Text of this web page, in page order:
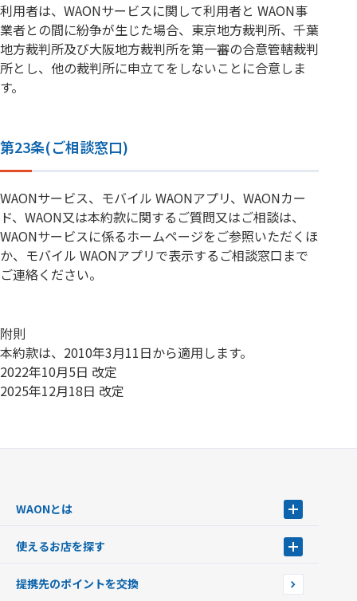
利用者は、WAONサービスに関して利用者と WAON事
業者との間に紛争が生じた場合、東京地方裁判所、千葉
地方裁判所及び大阪地方裁判所を第一審の合意管轄裁判
所とし、他の裁判所に申立てをしないことに合意しま
す。
第23条(ご相談窓口)
WAONサービス、モバイル WAONアプリ、WAONカー
ド、WAON又は本約款に関するご質問又はご相談は、
WAONサービスに係るホームページをご参照いただくほ
か、モバイル WAONアプリで表示するご相談窓口まで
ご連絡ください。
附則
本約款は、2010年3月11日から適用します。
2022年10月5日 改定
2025年12月18日 改定
WAONとは
WAONを申込む
インターネット上でのお買い物について（ネット決済）
使えるお店を探す
店舗検索
提携先のポイントを交換